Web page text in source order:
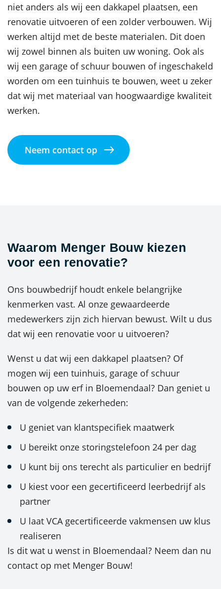
niet anders als wij een dakkapel plaatsen, een
renovatie uitvoeren of een zolder verbouwen. Wij
werken altijd met de beste materialen. Dit doen
wij zowel binnen als buiten uw woning. Ook als
wij een garage of schuur bouwen of ingeschakeld
worden om een tuinhuis te bouwen, weet u zeker
dat wij met materiaal van hoogwaardige kwaliteit
werken.
Neem contact op
Waarom Menger Bouw kiezen
voor een renovatie?
Ons bouwbedrijf houdt enkele belangrijke
kenmerken vast. Al onze gewaardeerde
medewerkers zijn zich hiervan bewust. Wilt u dus
dat wij een renovatie voor u uitvoeren?
Wenst u dat wij een dakkapel plaatsen? Of
mogen wij een tuinhuis, garage of schuur
bouwen op uw erf in Bloemendaal? Dan geniet u
van de volgende zekerheden:
U geniet van klantspecifiek maatwerk
U bereikt onze storingstelefoon 24 per dag
U kunt bij ons terecht als particulier en bedrijf
U kiest voor een gecertificeerd leerbedrijf als
partner
U laat VCA gecertificeerde vakmensen uw klus
realiseren
Is dit wat u wenst in Bloemendaal? Neem dan nu
contact op met Menger Bouw!